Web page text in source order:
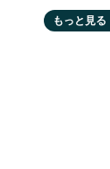
もっと見る